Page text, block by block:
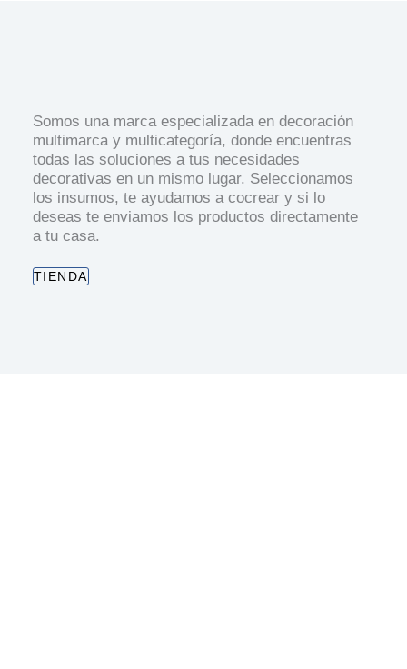
Somos una marca especializada en decoración
multimarca y multicategoría, donde encuentras
todas las soluciones a tus necesidades
decorativas en un mismo lugar. Seleccionamos
los insumos, te ayudamos a cocrear y si lo
deseas te enviamos los productos directamente
a tu casa.
TIENDA